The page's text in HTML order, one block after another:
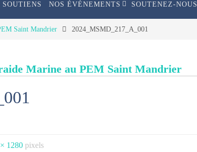
SOUTIENS NOS ÉVÉNEMENTS SOUTENEZ-NOUS
Saint Mandrier 2024_MSMD_217_A_001
Marine au PEM Saint Mandrier
1280pixels